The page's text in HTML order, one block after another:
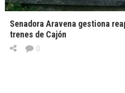
Senadora Aravena gestiona
trenes de Cajón
0